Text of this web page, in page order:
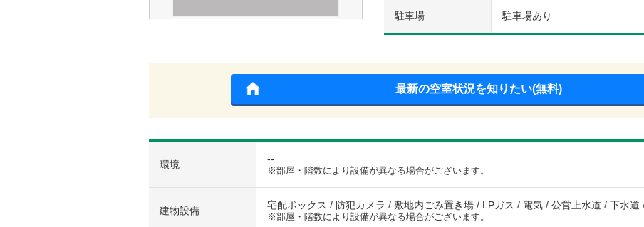
駐車場 駐車場あり
最新の空室状況を知りたい(無料)
環境 --
※部屋・階数により設備が異なる場合がございます。
建物設備 宅配ボックス / 防犯カメラ / 敷地内ごみ置き場 / LPガス / 電気 / 公営上水道 / 下水道
※部屋・階数により設備が異なる場合がございます。